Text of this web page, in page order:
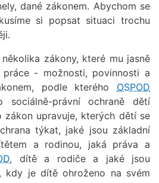
dané zákonem. Abychom se
si popsat situaci trochu
zákony, které mu jasně
- možnosti, povinnosti a
podle kterého OSPOD
právní ochraně dětí
zákon upravuje, kterých dětí se
týkat, jaké jsou základní
a rodinou, jaká práva a
, dítě a rodiče a jaké jsou
kdy je dítě ohroženo na svém